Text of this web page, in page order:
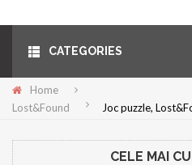
CATEGORIES
Home
Lost&Found
Joc puzzle,
CELE MAI